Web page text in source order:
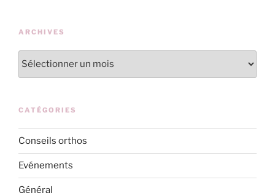
ARCHIVES
Archives
CATÉGORIES
Conseils orthos
Evénements
Général